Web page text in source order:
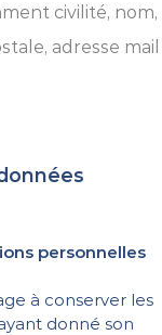
civilité, nom,
adresse mail
personnelles
à conserver les
donné son